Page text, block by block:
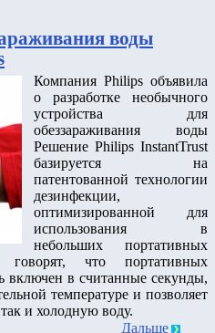
воды
Компания Philips объявила
о разработке необычного
устройства для
обеззараживания воды
Решение Philips InstantTrust
базируется на
патентованной технологии
дезинфекции,
оптимизированной для
использования в
небольших портативных
что портативных
включен в считанные секунды,
температуре и позволяет
и холодную воду.
Дальше